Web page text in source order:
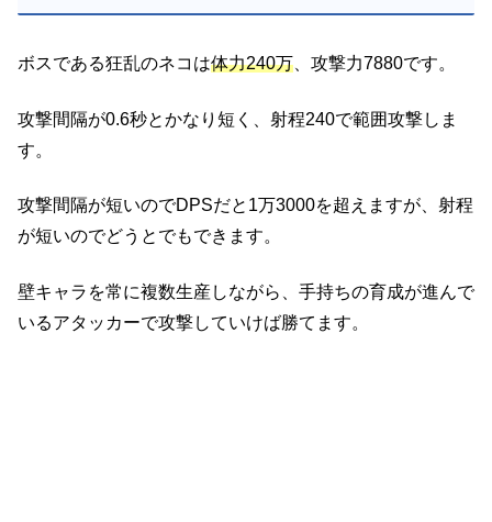
ボスである狂乱のネコは体力240万 、攻撃力7880です。
攻撃間隔が0.6秒とかなり短く、射程240で範囲攻撃しま
す。
攻撃間隔が短いのでDPSだと1万3000を超えますが、射程
が短いのでどうとでもできます。
壁キャラを常に複数生産しながら、手持ちの育成が進んで
いるアタッカーで攻撃していけば勝てます。